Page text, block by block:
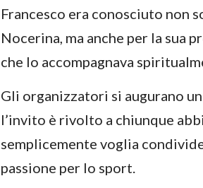
Francesco era conosciuto non
Nocerina, ma anche per la sua
che lo accompagnava
Gli organizzatori si augurano
l’invito è rivolto a chiunque
semplicemente voglia
passione per lo sport.